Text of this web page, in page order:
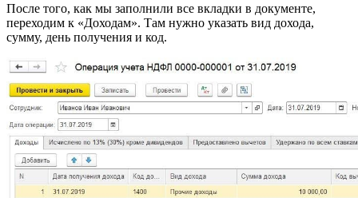
После того, как мы заполнили все вкладки в документе,
переходим к «Доходам». Там нужно указать вид дохода,
сумму, день получения и код.